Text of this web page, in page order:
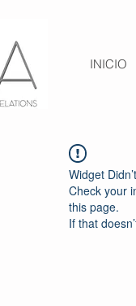
INICIO
Widget
Check your
this page.
If that